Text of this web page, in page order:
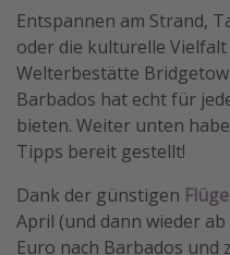
Entspannen am Strand,
oder die kulturelle Vielfalt
Welterbestätte
Barbados hat echt für
bieten. Weiter unten
Tipps bereit gestellt!
Dank der günstigen
April (und dann wieder
Euro nach Barbados und